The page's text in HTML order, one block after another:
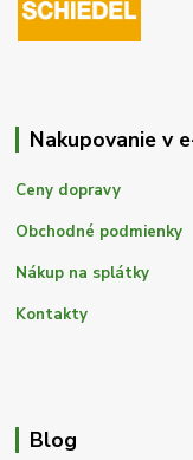
Nakupovanie v
Ceny dopravy
Obchodné podmienky
Nákup na splátky
Kontakty
Blog